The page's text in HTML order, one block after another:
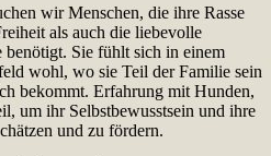
wir Menschen, die ihre Rasse
als auch die liebevolle
Sie fühlt sich in einem
wohl, wo sie Teil der Familie sein
bekommt. Erfahrung mit Hunden,
um ihr Selbstbewusstsein und ihre
und zu fördern.